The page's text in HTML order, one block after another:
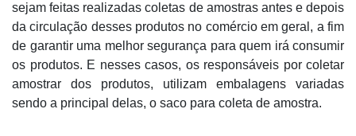
sejam feitas realizadas coletas de amostras antes e depois
da circulação desses produtos no comércio em geral, a fim
de garantir uma melhor segurança para quem irá consumir
os produtos. E nesses casos, os responsáveis por coletar
amostrar dos produtos, utilizam embalagens variadas
sendo a principal delas, o saco para coleta de amostra.